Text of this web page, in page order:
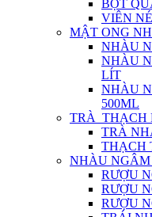
BỘT
VIÊN
MẬT ONG
NHÀU
NHÀU
LÍT
NHÀU
500ML
TRÀ_THẠCH
TRÀ
THẠCH
NHÀU
RƯỢU
RƯỢU
RƯỢU